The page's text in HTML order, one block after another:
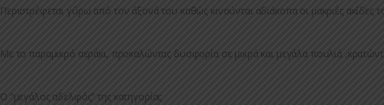
Περιστρέφεται γύρω από τον άξονά του καθώς κινούνται αδιάκοπα οι μακριές ακίδες
Με το παραμικρό αεράκι, προκαλώντας δυσφορία σε μικρά και μεγάλα πουλιά
Ο “μεγάλος αδελφός” της κατηγορίας